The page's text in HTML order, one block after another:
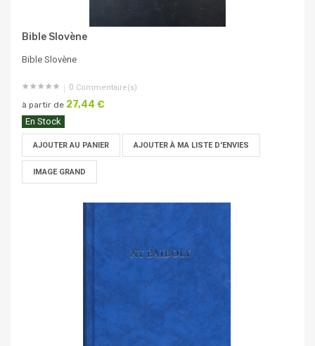
Bible Slovène
Bible Slovène
0 Commentaire(s)
à partir de 27,44 €
En Stock
AJOUTER AU PANIER AJOUTER À MA LISTE D'ENVIES
IMAGE GRAND